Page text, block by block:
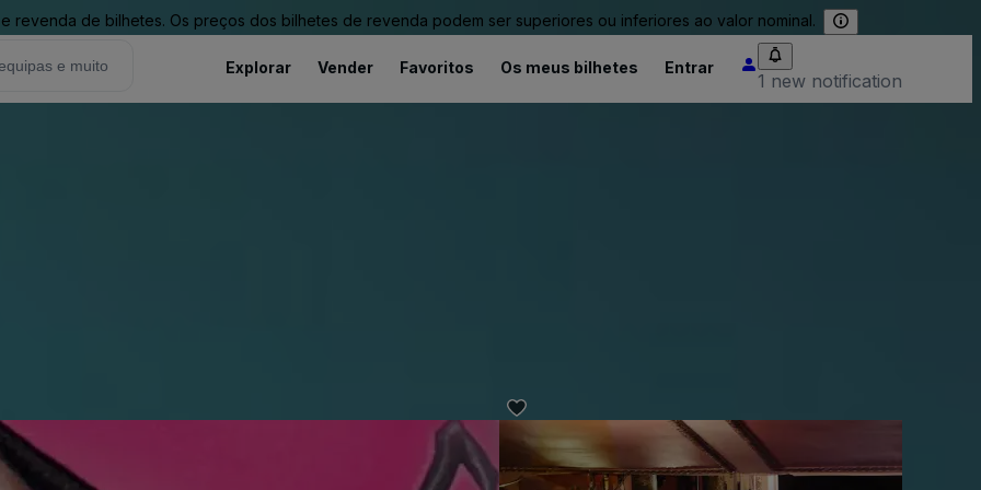
revenda de bilhetes. Os preços dos bilhetes de revenda podem ser superiores ou inferiores ao valor nominal.
Explorar Vender Favoritos Os meus bilhetes Entrar
1 new notification